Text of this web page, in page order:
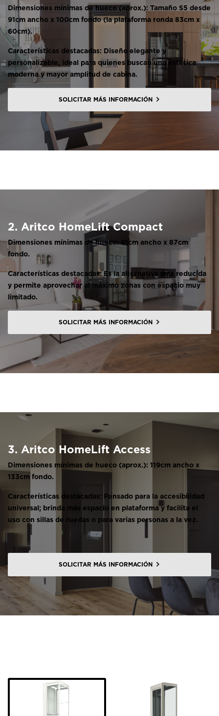
Dimensiones mínimas de hueco (aprox.): Tamaño S5 desde
91cm ancho x 100cm fondo (la plataforma ronda 83cm x
60cm).
Características destacadas: Diseño elegante y
personalizable, ideal para quienes buscan una estética
moderna y mayor amplitud de cabina.
SOLICITAR MÁS INFORMACIÓN
2. Aritco HomeLift Compact
Dimensiones mínimas de hueco: 91cm ancho x 87cm
fondo.
Características destacadas: Es la alternativa más reducida
y permite aprovechar al máximo zonas con espacio muy
limitado.
SOLICITAR MÁS INFORMACIÓN
3. Aritco HomeLift Access
Dimensiones mínimas de hueco (aprox.): 119cm ancho x
133cm fondo.
Características destacadas: Pensado para la accesibilidad
universal; brinda más espacio en plataforma y facilita el
uso con sillas de ruedas o para varias personas a la vez.
SOLICITAR MÁS INFORMACIÓN